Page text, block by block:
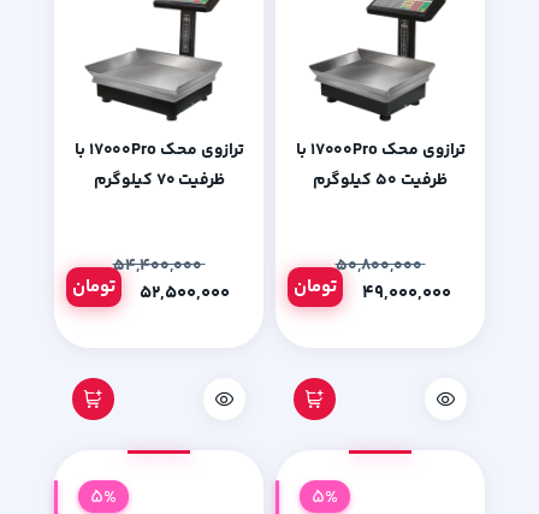
ترازوی محک 17000Pro با
ظرفیت 50 کیلوگرم
۵۰,۸۰۰,۰۰۰
تومان
ترازوی محک 17000Pro با
ظرفیت 70 کیلوگرم
۵۴,۴۰۰,۰۰۰
تومان
5%
5%